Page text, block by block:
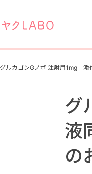
グルカゴンGノボ 注射用1mg 添
グ
液
の